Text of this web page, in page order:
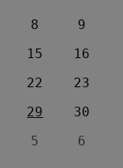
8
9
15
16
22
23
29
30
5 6